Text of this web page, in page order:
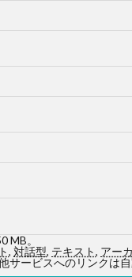
MB。
, 対話型, テキスト, アー
ービスへのリンクは自